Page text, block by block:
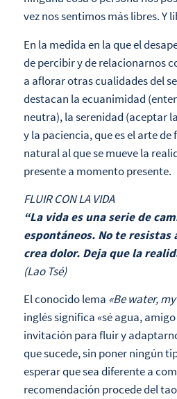
vez nos sentimos más libres. Y
En la medida en la que el
de percibir y de relacionarnos
a aflorar otras cualidades del
destacan la ecuanimidad
neutra), la serenidad (aceptar
y la paciencia, que es el arte
natural al que se mueve la
presente a momento presente.
FLUIR CON LA VIDA
“La vida es una serie de
espontáneos. No te resistas
crea dolor. Deja que la
(Lao Tsé)
El conocido lema «Be water,
inglés significa «sé agua,
invitación para fluir y
que sucede, sin poner ningún
esperar que sea diferente a
recomendación procede del